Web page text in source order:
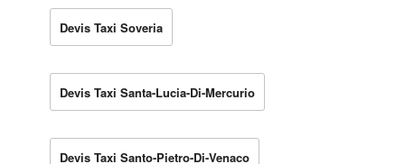
Devis Taxi Soveria
Devis Taxi Santa-Lucia-Di-Mercurio
Devis Taxi Santo-Pietro-Di-Venaco